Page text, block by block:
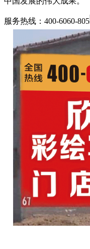
服务热线：400-6060-805